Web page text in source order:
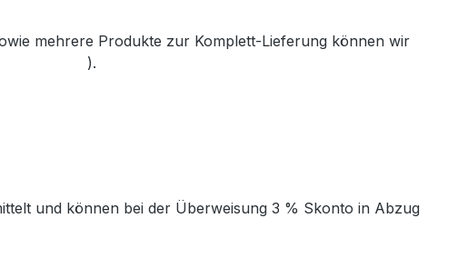
mehrere Produkte zur Komplett-Lieferung können wir
).
und können bei der Überweisung 3 % Skonto in Abzug